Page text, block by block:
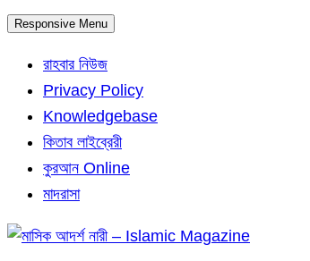
Responsive Menu
রাহবার নিউজ
Privacy Policy
Knowledgebase
কিতাব লাইব্রেরী
কুরআন Online
মাদরাসা